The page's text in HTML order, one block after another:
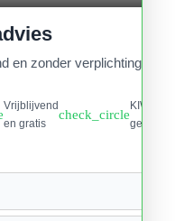
en zonder verplichtingen.
Vrijblijvend
en gratis
check_circle
KIWA